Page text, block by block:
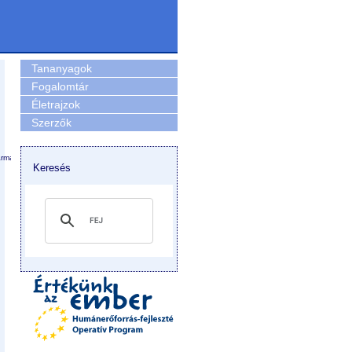
Tananyagok
Fogalomtár
Életrajzok
Szerzők
Keresés